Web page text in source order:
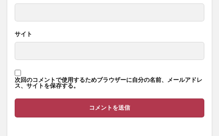
サイト
次回のコメントで使用するためブラウザーに自分の名前、メールアドレ
ス、サイトを保存する。